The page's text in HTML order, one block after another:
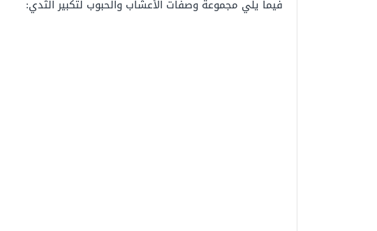
فيما يلي مجموعة وصفات الأعشاب والحبوب لتكبير الثدي: